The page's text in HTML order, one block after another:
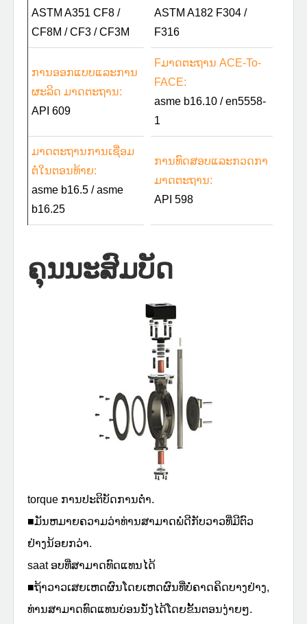
ASTM A351 CF8 /
CF8M / CF3 / CF3M
ASTM A182 F304 /
F316
ການອອກແບບແລະການ
ຜະລິດ ມາດຕະຖານ:
API 609
Fມາດຕະຖານ ACE-To-
FACE:
asme b16.10 / en5558-
1
ມາດຕະຖານການເຊື່ອມ
ຕໍ່ໃນຕອນທ້າຍ:
asme b16.5 / asme
b16.25
ການທົດສອບແລະກວດກາ
ມາດຕະຖານ:
API 598
ຄຸນນະສົມບັດ
torque ການປະຕິບັດການຕ່ໍາ.
■ມັນຫມາຍຄວາມວ່າທ່ານສາມາດພໍດີກັບວາວທີ່ມີຕົວ
ຢ່າງນ້ອຍກວ່າ.
saat ອບທີ່ສາມາດທົດແທນໄດ້
■ຖ້າວາວເສຍເຫດຜົນໂດຍເຫດຜົນທີ່ບໍ່ຄາດຄິດບາງຢ່າງ,
ທ່ານສາມາດທົດແທນບ່ອນນັ່ງໄດ້ໂດຍຂັ້ນຕອນງ່າຍໆ.